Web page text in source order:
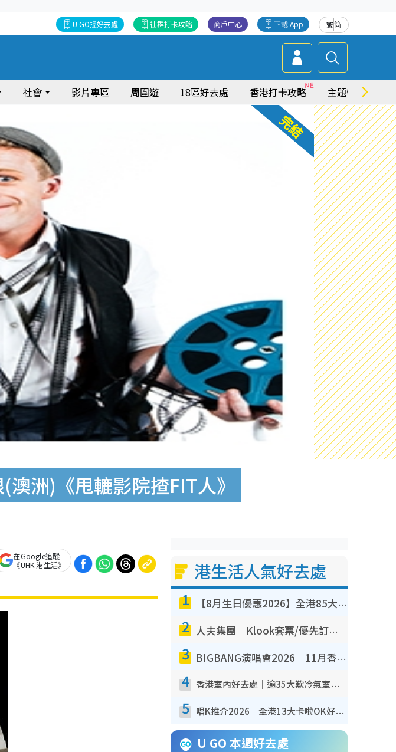
繁简
下載 App
商戶中心
社群打卡攻略
U GO搵好去處
社會 影片專區 周圍遊 18區好去處 香港打卡攻略 主題特集
洲)《甩轆影院揸FIT人》
在Google追蹤
《UHK 港生活》
港生活人氣好去處
1 【8月生日優惠2026】全港85大食買玩著數攻略 自助餐/火鍋放題同行免費＋誠品/DONKI送現金券
2 人夫集團｜Klook套票/優先訂票/公開發售搶飛攻略！附票價.購票連結.場地座位表
3 BIGBANG演唱會2026｜11月香港啟德開3場！實名制VIP申請、優先購票攻略
4 香港室內好去處｜逾35大歎冷氣室內好去處推介 室內活動免費避雨無懼落雨
5 唱K推介2026︱全港13大卡啦OK好去處！最平$36起 日文K都有！(附地址+收費詳情)
U GO 本週好去處